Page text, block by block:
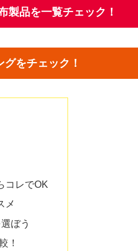
製品を一覧チェック！
をチェック！
コレでOK
メ
ぼう
！